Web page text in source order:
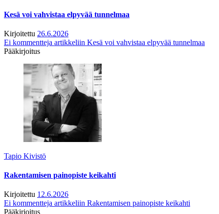
Kesä voi vahvistaa elpyvää tunnelmaa
Kirjoitettu 26.6.2026
Ei kommentteja artikkeliin Kesä voi vahvistaa elpyvää tunnelmaa
Pääkirjoitus
Tapio Kivistö
Rakentamisen painopiste keikahti
Kirjoitettu 12.6.2026
Ei kommentteja artikkeliin Rakentamisen painopiste keikahti
Pääkirjoitus